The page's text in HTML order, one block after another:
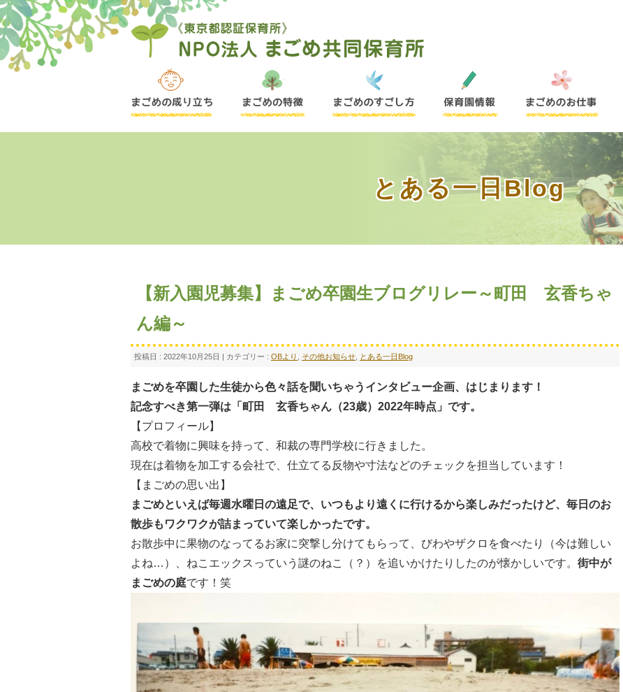
とある一日Blog
【新入園児募集】まごめ卒園生ブログリレー～町田 玄香ちゃ
ん編～
投稿日 : 2022年10月25日 | カテゴリー : OBより その他お知らせ とある一日Blog
まごめを卒園した生徒から色々話を聞いちゃうインタビュー企画、はじまります！
記念すべき第一弾は「町田 玄香ちゃん（23歳）2022年時点」です。
【プロフィール】
高校で着物に興味を持って、和裁の専門学校に行きました。
現在は着物を加工する会社で、仕立てる反物や寸法などのチェックを担当しています！
【まごめの思い出】
まごめといえば毎週水曜日の遠足で、いつもより遠くに行けるから楽しみだったけど、毎日のお
散歩もワクワクが詰まっていて楽しかったです。
お散歩中に果物のなってるお家に突撃し分けてもらって、びわやザクロを食べたり（今は難しい
よね…）、ねこエックスっていう謎のねこ（？）を追いかけたりしたのが懐かしいです。 街中が
まごめの庭です！笑